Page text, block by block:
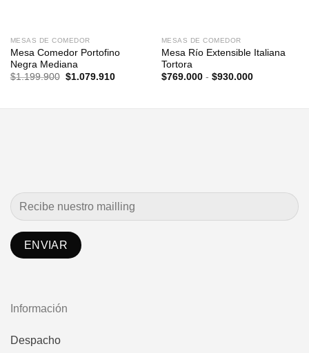
MESAS DE COMEDOR
Mesa Comedor Portofino
Negra Mediana
$1.199.900 El
$1.079.910El
MESAS DE COMEDOR
Mesa Río Extensible Italiana
Tortora
$769.000 - $930.000Rango
Información
Despacho